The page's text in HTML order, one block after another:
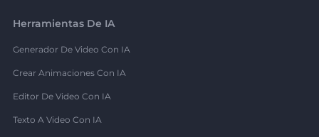
Herramientas De IA
Generador De Video Con IA
Crear Animaciones Con IA
Editor De Video Con IA
Texto A Video Con IA